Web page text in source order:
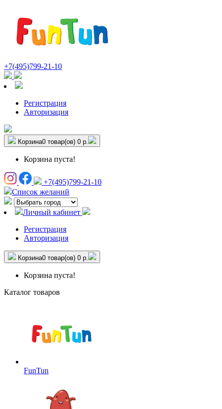
+7(495)799-21-10
Регистрация
Авторизация
Корзина0 товар(ов) 0 р.
Корзина пуста!
+7(495)799-21-10
Список желаний
Личный кабинет
Регистрация
Авторизация
Корзина0 товар(ов) 0 р.
Корзина пуста!
Каталог товаров
FunTun